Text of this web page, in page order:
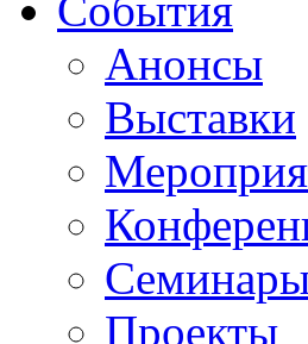
События
Анонсы
Выставки
Проекты